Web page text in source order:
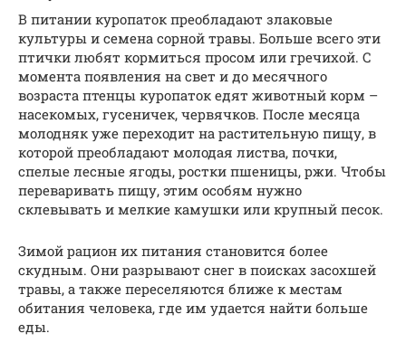
В питании куропаток преобладают злаковые
культуры и семена сорной травы. Больше всего эти
птички любят кормиться просом или гречихой. С
момента появления на свет и до месячного
возраста птенцы куропаток едят животный корм –
насекомых, гусеничек, червячков. После месяца
молодняк уже переходит на растительную пищу, в
которой преобладают молодая листва, почки,
спелые лесные ягоды, ростки пшеницы, ржи. Чтобы
переваривать пищу, этим особям нужно
склевывать и мелкие камушки или крупный песок.
Зимой рацион их питания становится более
скудным. Они разрывают снег в поисках засохшей
травы, а также переселяются ближе к местам
обитания человека, где им удается найти больше
еды.